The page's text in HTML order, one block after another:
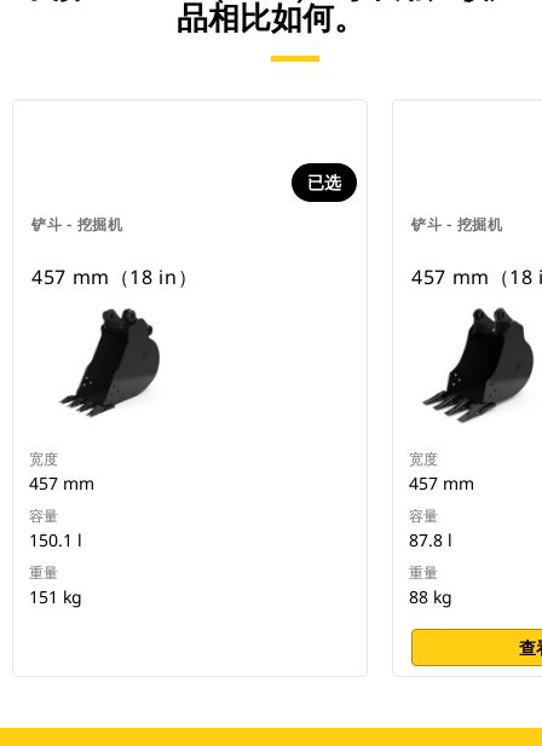
品相比如何。
铲斗 - 挖掘机
已选
457 mm（18 in）
宽度
457 mm
容量
150.1 l
重量
151 kg
铲斗 - 挖掘机
457 mm（18
宽度
457 mm
容量
87.8 l
重量
88 kg
查